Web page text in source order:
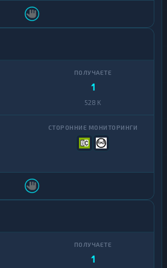
1
528 K
1